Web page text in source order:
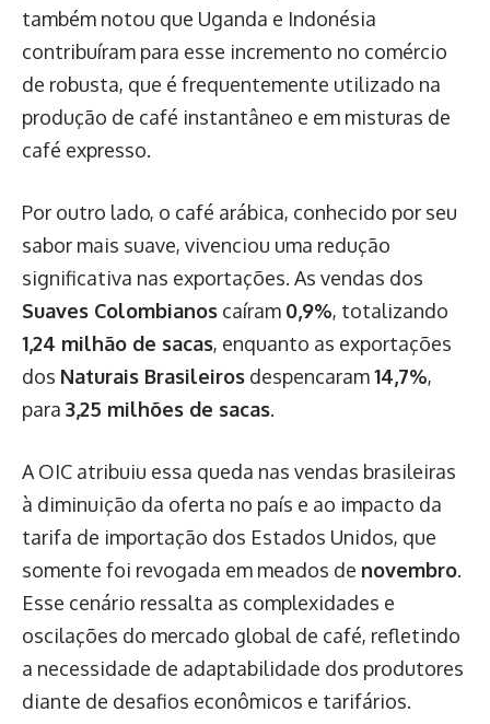
também notou que Uganda e Indonésia
contribuíram para esse incremento no comércio
de robusta, que é frequentemente utilizado na
produção de café instantâneo e em misturas de
café expresso.
Por outro lado, o café arábica, conhecido por seu
sabor mais suave, vivenciou uma redução
significativa nas exportações. As vendas dos
Suaves Colombianos caíram 0,9%, totalizando
1,24 milhão de sacas, enquanto as exportações
dos Naturais Brasileiros despencaram14,7%,
para 3,25 milhões de sacas.
A OIC atribuiu essa queda nas vendas brasileiras
à diminuição da oferta no país e ao impacto da
tarifa de importação dos Estados Unidos, que
somente foi revogada em meados de novembro.
Esse cenário ressalta as complexidades e
oscilações do mercado global de café, refletindo
a necessidade de adaptabilidade dos produtores
diante de desafios econômicos e tarifários.